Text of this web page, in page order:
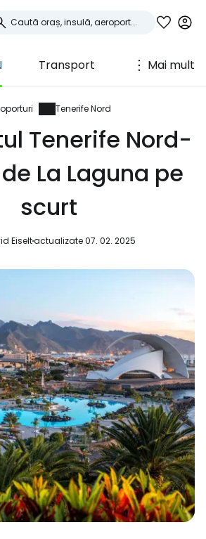
Transport Mai mult
Tenerife Nord
Tenerife Nord-
La Laguna pe
scurt
Eiseltactualizate 07. 02. 2025
vă la
mondială a călătorilor
Continuați cu Google
cu Facebook